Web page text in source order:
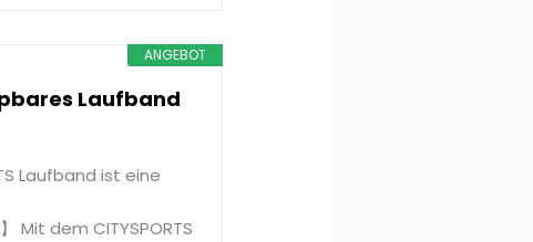
ANGEBOT
Laufband
Laufband ist eine
Mit dem CITYSPORTS